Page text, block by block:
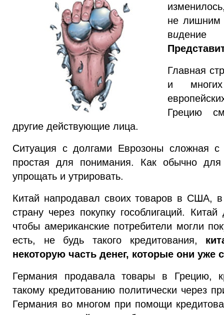
не лишним
видение
Главная
и
Грецию
другие действующие лица.
Ситуация с долгами Еврозоны сложная
простая для понимания. Как обычно для
упрощать и утрировать.
Китай напродавал своих товаров в США,
страну через покупку гособлигаций.
чтобы американские потребители могли
есть, не будь такого кредитования,
некоторую часть денег, которые они уже
Германия продавала товары в Грецию,
такому кредитованию политически через
Германия во многом при помощи